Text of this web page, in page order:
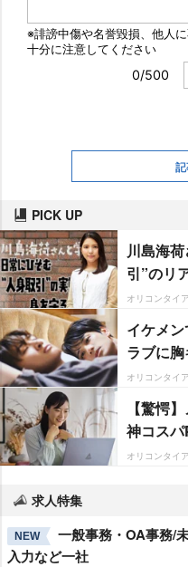
PICK UP
川島海
引”のリ
オリコンタイ
イケメ
ラブに
オリコンタイ
【驚愕
神コスパ
オリコンタイ
求人特集
NEW
一般事務・OA事務/
入力など一社